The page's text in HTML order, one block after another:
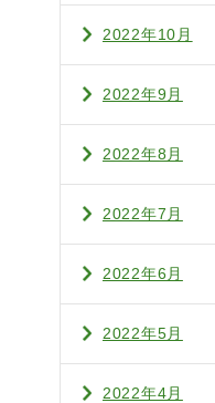
2022年10月
2022年9月
2022年8月
2022年7月
2022年6月
2022年5月
2022年4月